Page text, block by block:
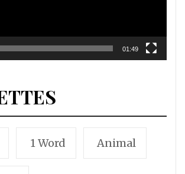
01:49
1 Word Animal